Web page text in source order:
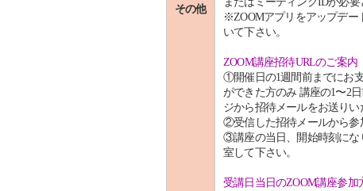
その他
※ZOOMアプリをアップデー
いて下さい。
ZOOM講座招待URLのご案内
①開催日の1週間前までにお
ができた方のみ 講座の1〜2
ジから招待メールをお送りい
②受信した招待メールから参
③講座の当日、開始時刻にな
室して下さい。
受講日当日のZOOM講座参加